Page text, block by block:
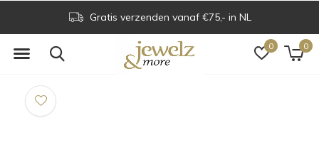
0 0
Gratis verzenden vanaf €75,- in NL